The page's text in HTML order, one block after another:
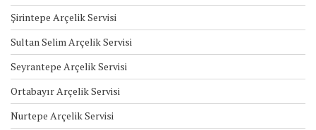
Şirintepe Arçelik Servisi
Sultan Selim Arçelik Servisi
Seyrantepe Arçelik Servisi
Ortabayır Arçelik Servisi
Nurtepe Arçelik Servisi